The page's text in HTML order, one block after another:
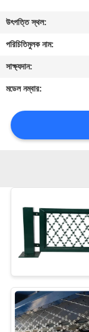
যোগাযোগ
করুন
উদ্ধৃতির
জন্য
আবেদন
খবর
উৎপত্তি স্থল:
পরিচিতিমুলক নাম:
সাক্ষ্যদান:
মডেল নম্বার: